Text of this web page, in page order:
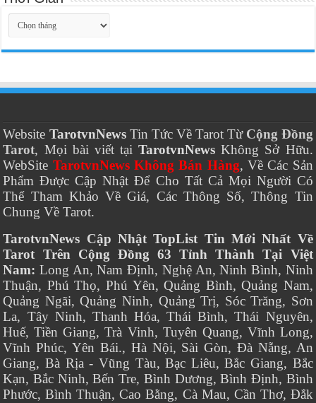
Thời
Gian
Website TarotvnNewsTin Tức Về Tarot Từ Cộng Đồng
Tarot, Mọi bài viết tạiTarotvnNews Không Sở Hữu.
WebSite TarotvnNews Không Bán Hàng, Về Các Sản
Phẩm Được Cập Nhật Để Cho Tất Cả Mọi Người Có
Thể Tham Khảo Về Giá, Các Thông Số, Thông Tin
Chung Về Tarot.
TarotvnNews Cập Nhật TopList Tin Mới Nhất Về
Tarot Trên Cộng Đồng 63 Tỉnh Thành Tại Việt
Nam: Long An, Nam Định, Nghệ An, Ninh Bình, Ninh
Thuận, Phú Thọ, Phú Yên, Quảng Bình, Quảng Nam,
Quảng Ngãi, Quảng Ninh, Quảng Trị, Sóc Trăng, Sơn
La, Tây Ninh, Thanh Hóa, Thái Bình, Thái Nguyên,
Huế, Tiền Giang, Trà Vinh, Tuyên Quang, Vĩnh Long,
Vĩnh Phúc, Yên Bái., Hà Nội, Sài Gòn, Đà Nẵng, An
Giang, Bà Rịa - Vũng Tàu, Bạc Liêu, Bắc Giang, Bắc
Kạn, Bắc Ninh, Bến Tre, Bình Dương, Bình Định, Bình
Phước, Bình Thuận, Cao Bằng, Cà Mau, Cần Thơ, Đắk